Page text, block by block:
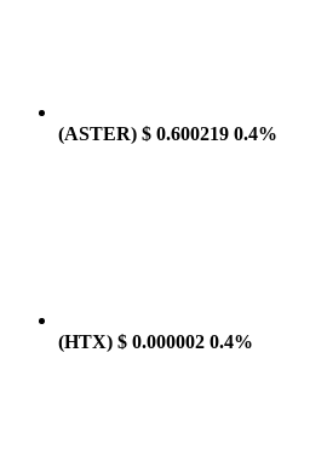
(ASTER) $ 0.600219 0.4%
(HTX) $ 0.000002 0.4%